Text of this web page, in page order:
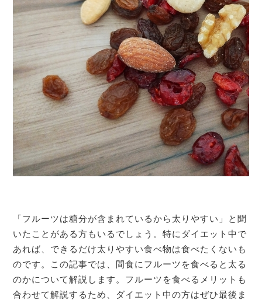
「フルーツは糖分が含まれているから太りやすい」と聞
いたことがある方もいるでしょう。特にダイエット中で
あれば、できるだけ太りやすい食べ物は食べたくないも
のです。この記事では、間食にフルーツを食べると太る
のかについて解説します。フルーツを食べるメリットも
合わせて解説するため、ダイエット中の方はぜひ最後ま